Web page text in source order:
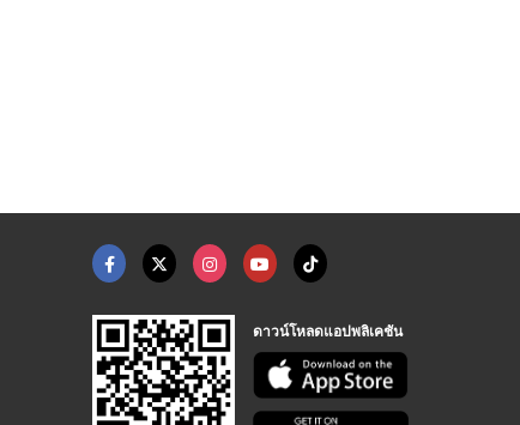
ดาวน์โหลดแอปพลิเคชัน